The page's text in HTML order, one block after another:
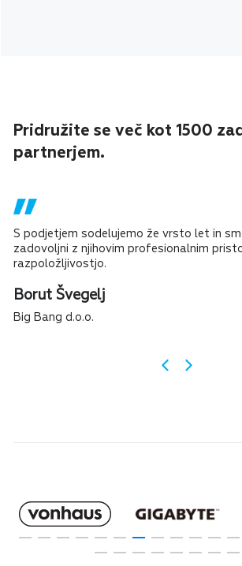
Pridružite se več kot 1500
partnerjem.
S podjetjem sodelujemo že vrsto let in
zadovoljni z njihovim profesionalnim
razpoložljivostjo.
Borut Švegelj
Big Bang d.o.o.